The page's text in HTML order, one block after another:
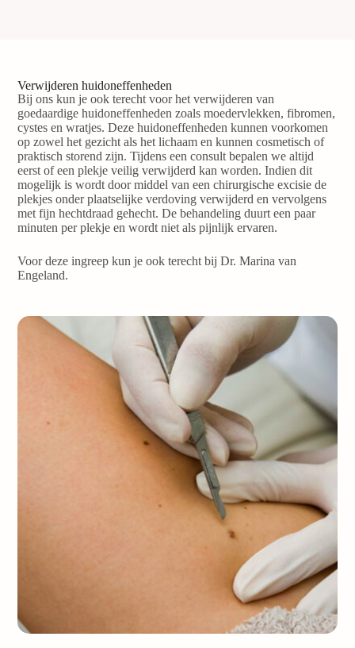
Verwijderen huidoneffenheden
Bij ons kun je ook terecht voor het verwijderen van
goedaardige huidoneffenheden zoals moedervlekken, fibromen,
cystes en wratjes. Deze huidoneffenheden kunnen voorkomen
op zowel het gezicht als het lichaam en kunnen cosmetisch of
praktisch storend zijn. Tijdens een consult bepalen we altijd
eerst of een plekje veilig verwijderd kan worden. Indien dit
mogelijk is wordt door middel van een chirurgische excisie de
plekjes onder plaatselijke verdoving verwijderd en vervolgens
met fijn hechtdraad gehecht. De behandeling duurt een paar
minuten per plekje en wordt niet als pijnlijk ervaren.
Voor deze ingreep kun je ook terecht bij Dr. Marina van
Engeland.